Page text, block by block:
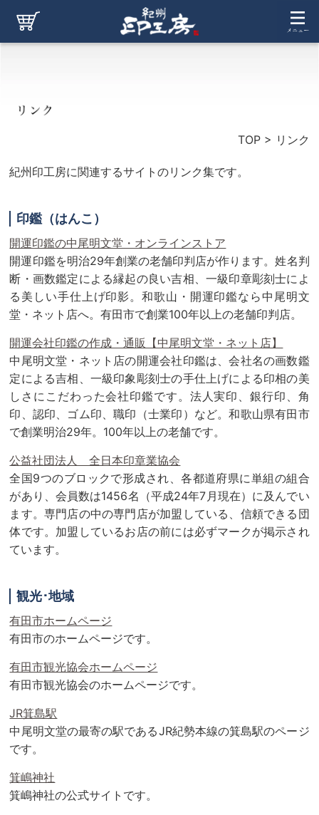
TOP> リンク
紀州印工房に関連するサイトのリンク集です。
印鑑（はんこ）
開運印鑑の中尾明文堂・オンラインストア
開運印鑑を明治29年創業の老舗印判店が作ります。姓名判
断・画数鑑定による縁起の良い吉相、一級印章彫刻士によ
る美しい手仕上げ印影。和歌山・開運印鑑なら中尾明文
堂・ネット店へ。有田市で創業100年以上の老舗印判店。
開運会社印鑑の作成・通販【中尾明文堂・ネット店】
中尾明文堂・ネット店の開運会社印鑑は、会社名の画数鑑
定による吉相、一級印象彫刻士の手仕上げによる印相の美
しさにこだわった会社印鑑です。法人実印、銀行印、角
印、認印、ゴム印、職印（士業印）など。和歌山県有田市
で創業明治29年。100年以上の老舗です。
公益社団法人 全日本印章業協会
全国9つのブロックで形成され、各都道府県に単組の組合
があり、会員数は1456名（平成24年7月現在）に及んでい
ます。専門店の中の専門店が加盟している、信頼できる団
体です。加盟しているお店の前には必ずマークが掲示され
ています。
観光･地域
有田市ホームページ
有田市のホームページです。
有田市観光協会ホームページ
有田市観光協会のホームページです。
JR箕島駅
中尾明文堂の最寄の駅であるJR紀勢本線の箕島駅のページ
です。
箕嶋神社
箕嶋神社の公式サイトです。